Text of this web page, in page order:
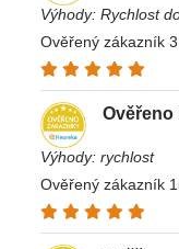
Výhody: Rychlost
Ověřený zákazník
Ověřeno
Výhody: rychlost
Ověřený zákazník